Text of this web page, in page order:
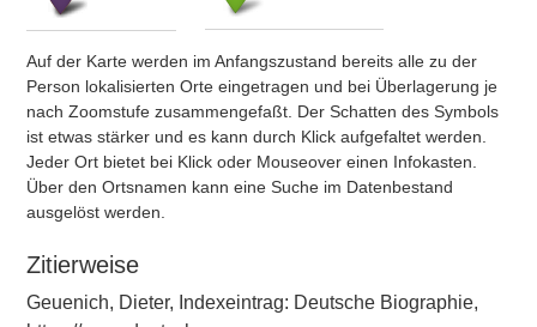
Auf der Karte werden im Anfangszustand bereits alle zu der
Person lokalisierten Orte eingetragen und bei Überlagerung je
nach Zoomstufe zusammengefaßt. Der Schatten des Symbols
ist etwas stärker und es kann durch Klick aufgefaltet werden.
Jeder Ort bietet bei Klick oder Mouseover einen Infokasten.
Über den Ortsnamen kann eine Suche im Datenbestand
ausgelöst werden.
Zitierweise
Geuenich, Dieter, Indexeintrag: Deutsche Biographie,